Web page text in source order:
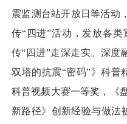
震监测台站开放日等活动
传“四进”活动，发放各
传“四进”走深走实。深度
双塔的抗震“密码”》科普
科普视频大赛一等奖，《
新路径》创新经验与做法